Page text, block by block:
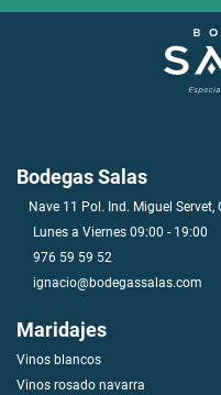
Bodegas Salas
Nave 11 Pol. Ind. Miguel
Lunes a Viernes 09:00 - 19:00
976 59 59 52
ignacio@bodegassalas.com
Maridajes
Vinos blancos
Vinos rosado navarra